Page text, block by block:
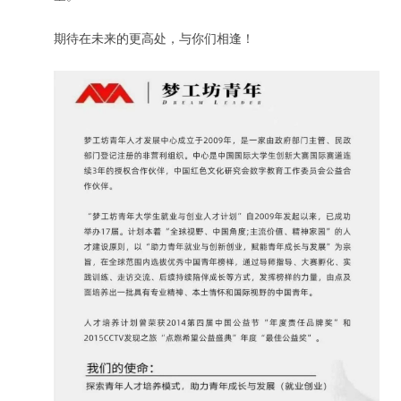
用户名或Email
忘记密码?
期待在未来的更高处，与你们相逢！